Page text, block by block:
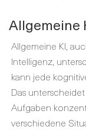
Allgemeine
Allgemeine KI,
Intelligenz,
kann jede
Das
Aufgaben
verschiedene